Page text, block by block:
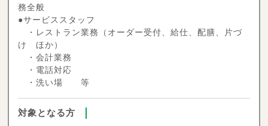
務全般
●サービススタッフ
・レストラン業務（オーダー受付、給仕、配膳、片づ
け ほか）
・会計業務
・電話対応
・洗い場 等
対象となる方